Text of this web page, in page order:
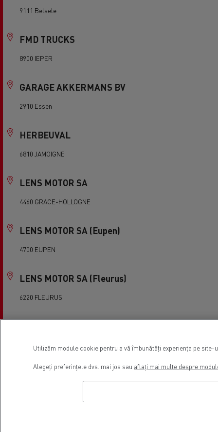
9111 Belsele
FMD TRUCKS
8900 IEPER
GARAGE AKKERMANS BV
2910 Essen
HERBEUVAL
6810 JAMOIGNE
LENS MOTOR SA
4460 GRACE-HOLLOGNE
LENS MOTOR SA (Eupen)
4700 EUPEN
LENS MOTOR SA (Fleurus)
6220 FLEURUS
6990 HOTTON
LERNOU BVBA
Utilizăm module cookie pentru a vă îmbunătăți experiența pe
Alegeți preferințele dvs. mai jos sau aflați mai multe despre